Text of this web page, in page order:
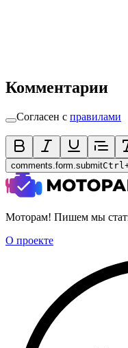
Комментарии
Согласен с правилами
comments.form.submitCtrl
Моторам! Пишем мы
О проекте